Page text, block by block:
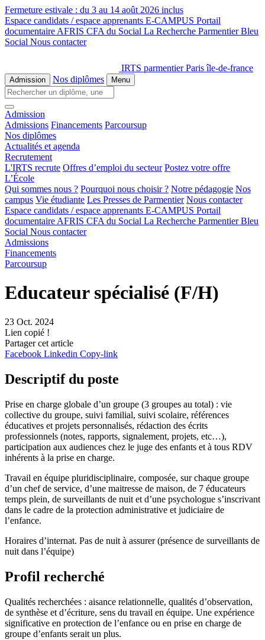
Fermeture estivale : du 3 au 14 août 2026 inclus
Espace candidats / espace apprenants E-CAMPUS Portail
documentaire AFRIS CFA du Social La Recherche Parmentier Bleu
Social Nous contacter
IRTS parmentier Paris île-de-france
Admission Nos diplômes Menu
Admission
Admissions Financements Parcoursup
Nos diplômes
Actualités et agenda
Recrutement
L'IRTS recrute Offres d’emploi du secteur Postez votre offre
L’École
Qui sommes nous ? Pourquoi nous choisir ? Notre pédagogie Nos
campus Vie étudiante Les Presses de Parmentier Nous contacter
Espace candidats / espace apprenants E-CAMPUS Portail
documentaire AFRIS CFA du Social La Recherche Parmentier Bleu
Social Nous contacter
Admissions
Financements
Parcoursup
Educateur spécialisé (F/H)
23 Oct. 2024
Lien copié !
Partager cet article
Facebook Linkedin Copy-link
Descriptif du poste
Prise en charge globale d’un groupe (3 groupes au total) : vie
collective du groupe, suivi familial, suivi scolaire, références
éducatives et projets personnalisés, rédaction des écrits
professionnels (notes, rapports, signalement, projets, etc…),
participation aux audiences chez le juge des enfants et à tous RDV
inhérents à la prise en charge.
Travail en équipe pluridisciplinaire, composée, sur chaque groupe
d’un chef de service, d’une maitresse de maison, de 7 éducateurs
temps plein, de surveillants de nuit et d’une psychologue s’inscrivant
dans le cadre de la protection administrative et judiciaire de
l’enfance.
Horaires d’internat. Pas de nuit à assurer (présence de surveillants de
nuit dans l’équipe)
Profil recherché
Qualités recherchées : aisance relationnelle, qualités d’observation,
de synthèse et d’écriture, sens du travail en équipe. Une expérience
significative en protection de l’enfance ou en prise en charge de
groupe d’enfants serait un plus.